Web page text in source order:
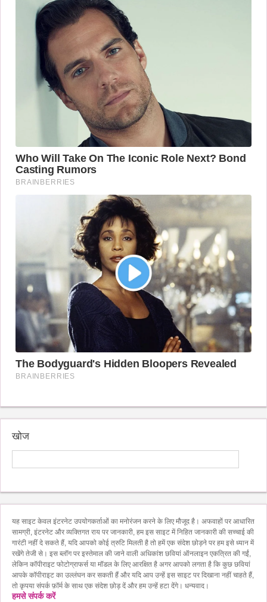
खोज
यह साइट केवल इंटरनेट उपयोगकर्ताओं का मनोरंजन करने के लिए मौजूद है। अफवाहों पर आधारित
सामग्री, इंटरनेट और व्यक्तिगत राय पर जानकारी, हम इस साइट में निहित जानकारी की सच्चाई की
गारंटी नहीं दे सकते हैं, यदि आपको कोई त्रुटि मिलती है तो हमें एक संदेश छोड़ने पर हम इसे ध्यान में
रखेंगे तेजी से। इस ब्लॉग पर इस्तेमाल की जाने वाली अधिकांश छवियां ऑनलाइन एकत्रित की गईं,
लेकिन कॉपीराइट फोटोग्राफर्स या मॉडल के लिए आरक्षित है अगर आपको लगता है कि कुछ छवियां
आपके कॉपीराइट का उल्लंघन कर सकती हैं और यदि आप उन्हें इस साइट पर दिखाना नहीं चाहते हैं,
तो कृपया संपर्क फ़ॉर्म के साथ एक संदेश छोड़ दें और हम उन्हें हटा देंगे। धन्यवाद।
हमसे संपर्क करें